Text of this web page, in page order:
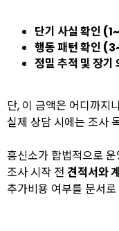
단기 사실 확인
행동 패턴 확인
정밀 추적 및 장기
단, 이 금액은 어디까지
실제 상담 시에는 조사
흥신소가 합법적으로 운
조사 시작 전 견적서와
추가비용 여부를 문서